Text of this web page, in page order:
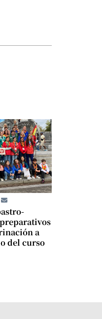
a
del curso